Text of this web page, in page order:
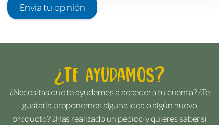
Envía tu opinión
¿Te ayudamos?
¿Necesitas que te ayudemos a acceder a tu cuenta? ¿Te
gustaría proponernos alguna idea o algún nuevo
producto? ¿Has realizado un pedido y quieres saber si